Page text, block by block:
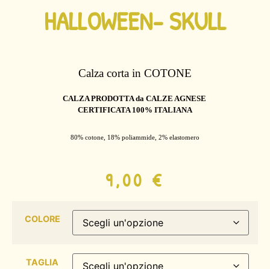
HALLOWEEN- SKULL
Calza corta in COTONE
CALZA PRODOTTA da CALZE AGNESE
CERTIFICATA 100% ITALIANA
80% cotone, 18% poliammide, 2% elastomero
9,00 €
COLORE
TAGLIA